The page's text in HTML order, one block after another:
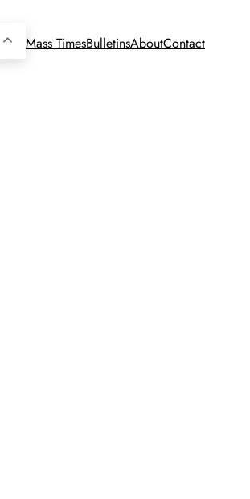
Mass TimesBulletinsAboutContact